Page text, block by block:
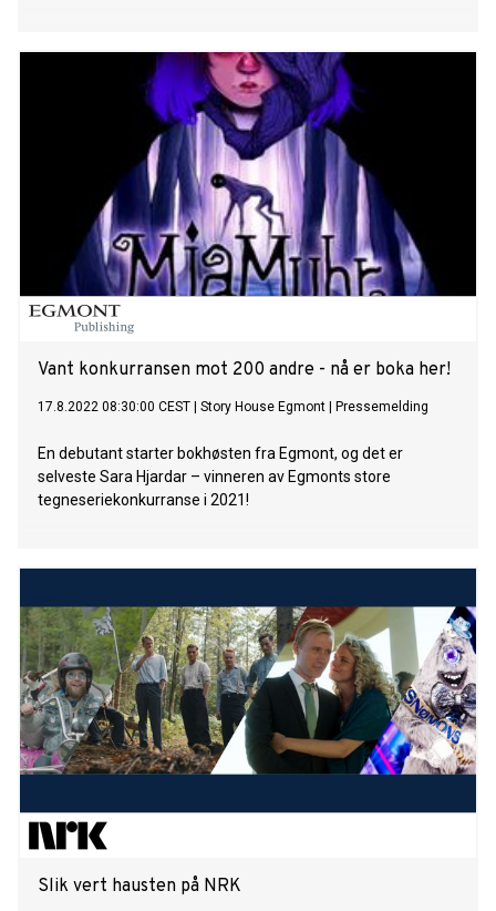
Vant konkurransen mot 200 andre - nå er boka her!
17.8.2022 08:30:00 CEST Story House Egmont Pressemelding
En debutant starter bokhøsten fra Egmont, og det er
selveste Sara Hjardar – vinneren av Egmonts store
tegneseriekonkurranse i 2021!
Slik vert hausten på NRK